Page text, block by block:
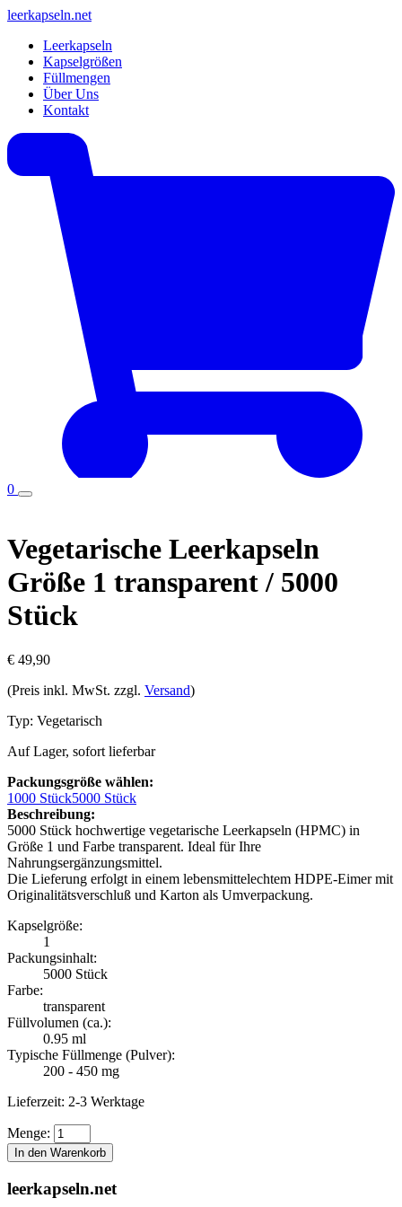
leerkapseln.net
Leerkapseln
Kapselgrößen
Füllmengen
Über Uns
Kontakt
0
Vegetarische Leerkapseln
Größe 1 transparent / 5000
Stück
€ 49,90
(Preis inkl. MwSt. zzgl. Versand)
Typ: Vegetarisch
Auf Lager, sofort lieferbar
Packungsgröße wählen:
1000 Stück5000 Stück
Beschreibung:
5000 Stück hochwertige vegetarische Leerkapseln (HPMC) in
Größe 1 und Farbe transparent. Ideal für Ihre
Nahrungsergänzungsmittel.
Die Lieferung erfolgt in einem lebensmittelechtem HDPE-Eimer mit
Originalitätsverschluß und Karton als Umverpackung.
Kapselgröße:
1
Packungsinhalt:
5000 Stück
Farbe:
transparent
Füllvolumen (ca.):
0.95 ml
Typische Füllmenge (Pulver):
200 - 450 mg
Lieferzeit: 2-3 Werktage
Menge:
In den Warenkorb
leerkapseln.net